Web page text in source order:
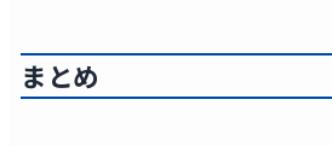
まとめ